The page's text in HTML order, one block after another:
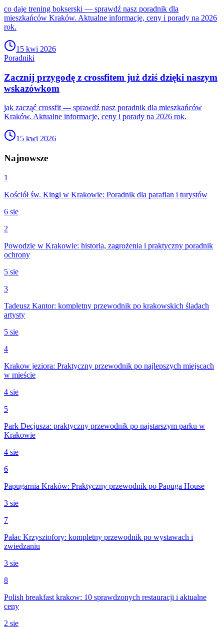
co daje trening bokserski — sprawdź nasz poradnik dla
mieszkańców Kraków. Aktualne informacje, ceny i porady na 2026
rok.
15 kwi 2026
Poradniki
Zacznij przygodę z crossfitem już dziś dzięki naszym
wskazówkom
jak zacząć crossfit — sprawdź nasz poradnik dla mieszkańców
Kraków. Aktualne informacje, ceny i porady na 2026 rok.
15 kwi 2026
Najnowsze
1
Kościół św. Kingi w Krakowie: Poradnik dla parafian i turystów
6 sie
2
Powodzie w Krakowie: historia, zagrożenia i praktyczny poradnik
ochrony
5 sie
3
Tadeusz Kantor: kompletny przewodnik po krakowskich śladach
artysty
5 sie
4
Krakow jeziora: Praktyczny przewodnik po najlepszych miejscach
w mieście
4 sie
5
Park Decjusza: praktyczny przewodnik po najstarszym parku w
Krakowie
4 sie
6
Papugarnia Kraków: Praktyczny przewodnik po Papuga House
3 sie
7
Pałac Krzysztofory: kompletny przewodnik po wystawach i
zwiedzaniu
3 sie
8
Polish breakfast krakow: 10 sprawdzonych restauracji i aktualne
ceny
2 sie